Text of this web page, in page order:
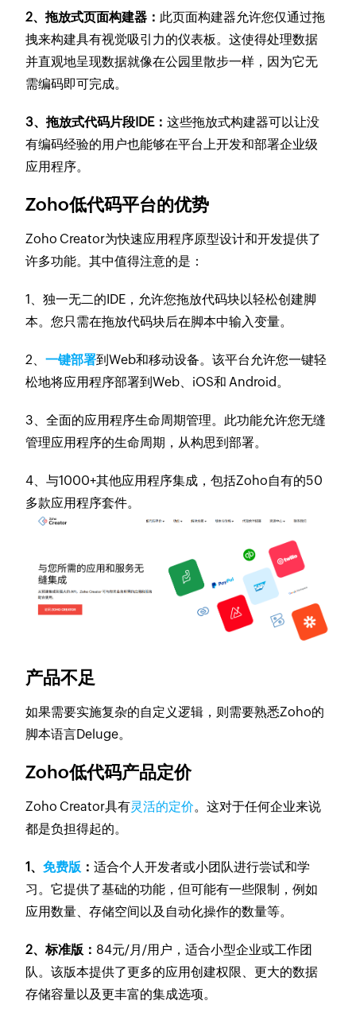
2、拖放式页面构建器： 此页面构建器允许您仅通过拖
拽来构建具有视觉吸引力的仪表板。这使得处理数据
并直观地呈现数据就像在公园里散步一样，因为它无
需编码即可完成。
3、拖放式代码片段IDE：这些拖放式构建器可以让没
有编码经验的用户也能够在平台上开发和部署企业级
应用程序。
Zoho低代码平台的优势
Zoho Creator为快速应用程序原型设计和开发提供了
许多功能。其中值得注意的是：
1、独一无二的IDE，允许您拖放代码块以轻松创建脚
本。您只需在拖放代码块后在脚本中输入变量。
2、一键部署到Web和移动设备。该平台允许您一键轻
松地将应用程序部署到Web、iOS和 Android。
3、全面的应用程序生命周期管理。此功能允许您无缝
管理应用程序的生命周期，从构思到部署。
4、与1000+其他应用程序集成，包括Zoho自有的50
多款应用程序套件。
产品不足
如果需要实施复杂的自定义逻辑，则需要熟悉Zoho的
脚本语言Deluge。
Zoho低代码产品定价
Zoho Creator具有灵活的定价。这对于任何企业来说
都是负担得起的。
1、免费版 ：适合个人开发者或小团队进行尝试和学
习。它提供了基础的功能，但可能有一些限制，例如
应用数量、存储空间以及自动化操作的数量等。
2、标准版： 84元/月/用户，适合小型企业或工作团
队。该版本提供了更多的应用创建权限、更大的数据
存储容量以及更丰富的集成选项。